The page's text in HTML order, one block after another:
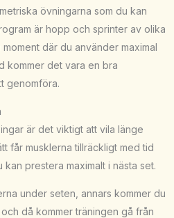
övningarna som du kan
är hopp och sprinter av olika
där du använder maximal
kommer det vara en bra
genomföra.
är det viktigt att vila länge
får musklerna tillräckligt med tid
prestera maximalt i nästa set.
under seten, annars kommer du
då kommer träningen gå från